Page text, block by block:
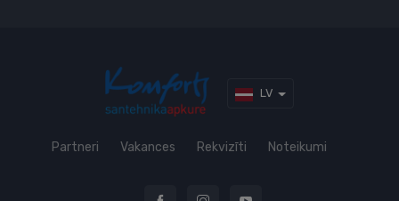
LV
Partneri Vakances Rekvizīti Noteikumi